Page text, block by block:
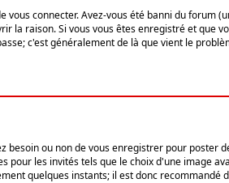
connecter. Avez-vous été banni du forum
raison. Si vous vous êtes enregistré et que
c'est généralement de là que vient le
ou non de vous enregistrer pour poster
les invités tels que le choix d'une image
quelques instants; il est donc recommandé